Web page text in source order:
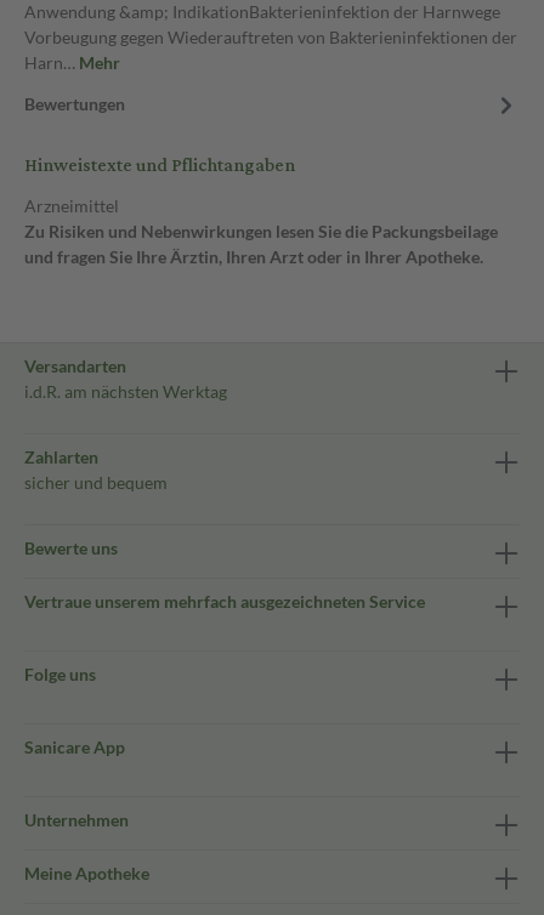
Anwendung &amp; IndikationBakterieninfektion der Harnwege
Vorbeugung gegen Wiederauftreten von Bakterieninfektionen der
Harn… Mehr
Bewertungen
Hinweistexte und Pflichtangaben
Arzneimittel
Zu Risiken und Nebenwirkungen lesen Sie die Packungsbeilage
und fragen Sie Ihre Ärztin, Ihren Arzt oder in Ihrer Apotheke.
Versandarten
i.d.R. am nächsten Werktag
Zahlarten
sicher und bequem
Bewerte uns
Vertraue unserem mehrfach ausgezeichneten Service
Folge uns
Sanicare App
Unternehmen
Meine Apotheke